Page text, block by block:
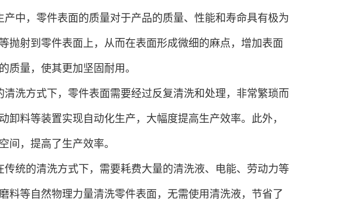
中，零件表面的质量对于产品的质量、性能和寿命具有极为
抛射到零件表面上，从而在表面形成微细的麻点，增加表面
质量，使其更加坚固耐用。
洗方式下，零件表面需要经过反复清洗和处理，非常繁琐而
料等装置实现自动化生产，大幅度提高生产效率。此外，
间，提高了生产效率。
统的清洗方式下，需要耗费大量的清洗液、电能、劳动力等
料等自然物理力量清洗零件表面，无需使用清洗液，节省了